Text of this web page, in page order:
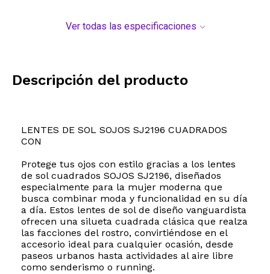
Ver todas las especificaciones
Descripción del producto
LENTES DE SOL SOJOS SJ2196 CUADRADOS
CON
Protege tus ojos con estilo gracias a los lentes
de sol cuadrados SOJOS SJ2196, diseñados
especialmente para la mujer moderna que
busca combinar moda y funcionalidad en su día
a día. Estos lentes de sol de diseño vanguardista
ofrecen una silueta cuadrada clásica que realza
las facciones del rostro, convirtiéndose en el
accesorio ideal para cualquier ocasión, desde
paseos urbanos hasta actividades al aire libre
como senderismo o running.